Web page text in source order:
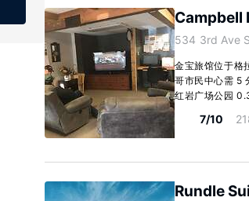
Campbell
534 3rd Ave
金宝旅馆位于格
哥市民中心需 5
红岩广场公园
7/10
Rundle